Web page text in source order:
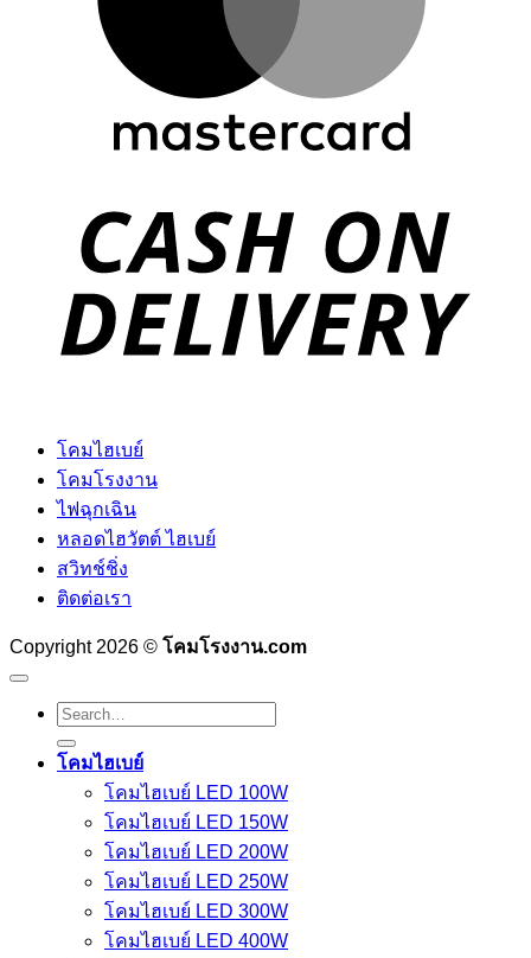
โคมไฮเบย์
โคมโรงงาน
ไฟฉุกเฉิน
หลอดไฮวัตต์ ไฮเบย์
สวิทช์ชิ่ง
ติดต่อเรา
Copyright 2026 © โคมโรงงาน.com
Search
for:
โคมไฮเบย์
โคมไฮเบย์ LED 100W
โคมไฮเบย์ LED 150W
โคมไฮเบย์ LED 200W
โคมไฮเบย์ LED 250W
โคมไฮเบย์ LED 300W
โคมไฮเบย์ LED 400W